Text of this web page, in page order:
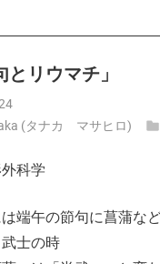
とリウマチ」
(タナカ マサヒロ)
科学
端午の節句に菖蒲な
士の時